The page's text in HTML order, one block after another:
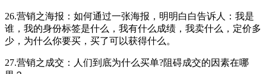
26.营销之海报：如何通过一张海报，明明白白告诉人：我是
谁，我的身份标签是什么，我有什么成绩，我卖什么，定价多
少，为什么你要买，买了可以获得什么。
27.营销之成交：人们到底为什么买单?阻碍成交的因素在哪